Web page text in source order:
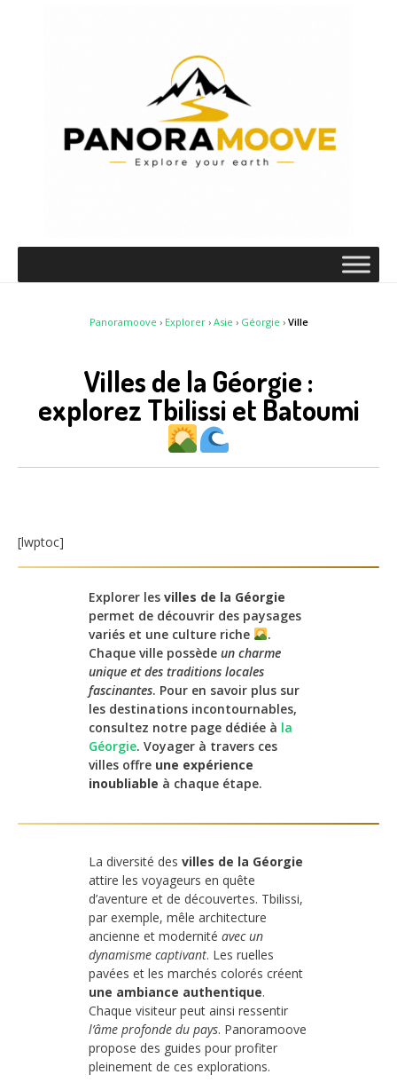
Panoramoove › Explorer› Asie › Géorgie › Ville
Villes de la Géorgie :
explorez Tbilissi et Batoumi
[lwptoc]
Explorer les villes de la Géorgie
permet de découvrir des paysages
variés et une culture riche
.
Chaque ville possède un charme
unique et des traditions locales
fascinantes. Pour en savoir plus sur
les destinations incontournables,
consultez notre page dédiée à la
Géorgie. Voyager à travers ces
villes offre une expérience
inoubliable à chaque étape.
La diversité des villes de la Géorgie
attire les voyageurs en quête
d’aventure et de découvertes. Tbilissi,
par exemple, mêle architecture
ancienne et modernité avec un
dynamisme captivant. Les ruelles
pavées et les marchés colorés créent
une ambiance authentique.
Chaque visiteur peut ainsi ressentir
l’âme profonde du pays. Panoramoove
propose des guides pour profiter
pleinement de ces explorations.